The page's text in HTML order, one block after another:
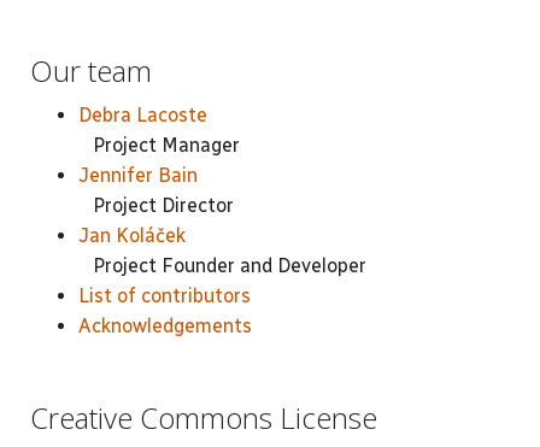
Our team
Debra Lacoste
Project Manager
Jennifer Bain
Project Director
Jan Koláček
Project Founder and Developer
List of contributors
Acknowledgements
Creative Commons License